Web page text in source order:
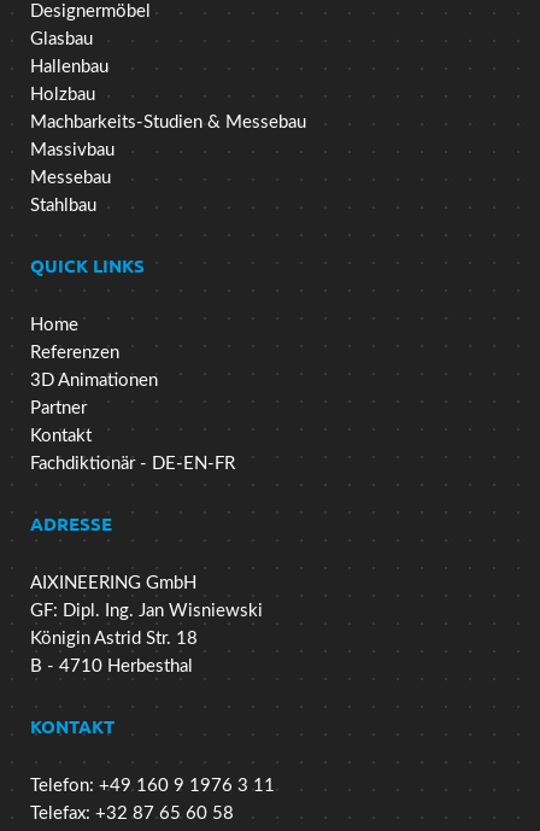
Designermöbel
Glasbau
Hallenbau
Holzbau
Machbarkeits-Studien & Messebau
Massivbau
Messebau
Stahlbau
QUICK LINKS
Home
Referenzen
3D Animationen
Partner
Kontakt
Fachdiktionär - DE-EN-FR
ADRESSE
AIXINEERING GmbH
GF: Dipl. Ing. Jan Wisniewski
Königin Astrid Str. 18
B - 4710 Herbesthal
KONTAKT
Telefon: +49 160 9 1976 3 11
Telefax: +32 87 65 60 58